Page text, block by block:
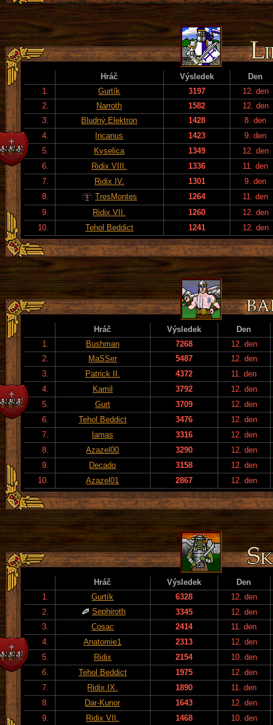
Hráč Výsledek
Den
1.
Gurtík 3197
12. den
2.
Narroth 1582
12. den
3.
Bludný Elektron 1428
8. den
4.
Incanus 1423
9. den
5.
Kyselica 1349
12. den
6.
Ridix VIII. 1336
11. den
7.
Ridix IV. 1301
9. den
8.
TresMontes 1264
11. den
9.
Ridix VII. 1260
12. den
10.
Tehol Beddict 1241 12. den
Hráč Výsledek
Den
1.
Bushman 7268
12. den
2.
MaSSer 5487
12. den
3.
Patrick II. 4372
11. den
4.
Kamil 3792
12. den
5.
Gurt 3709
12. den
6.
Tehol Beddict 3476
12. den
7.
lamas 3316
12. den
8.
Azazel00 3290
12. den
9.
Decado 3158
12. den
10.
Azazel01 2867 12. den
Hráč Výsledek
Den
1.
Gurtík 6328
12. den
2.
Sephiroth 3345
12. den
3.
Cosac 2414
11. den
4.
Anatomie1 2313
12. den
5.
Ridix 2154
10. den
6.
Tehol Beddict 1975
12. den
7.
Ridix IX. 1890
11. den
8.
Dar-Kunor 1643
12. den
9.
Ridix VII. 1468
10. den